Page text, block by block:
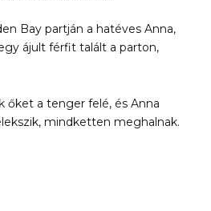
Bay partján a hatéves Anna,
ájult férfit talált a parton,
őket a tenger felé, és Anna
mindketten meghalnak.